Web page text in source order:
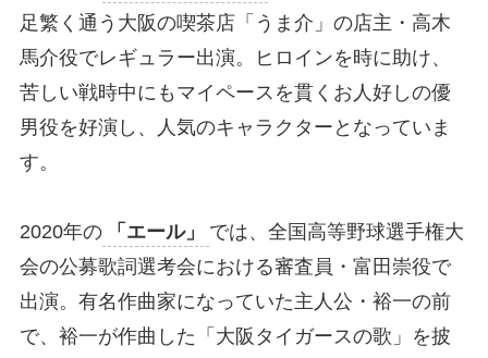
足繁く通う大阪の喫茶店「うま介」の店主・高木
馬介役でレギュラー出演。ヒロインを時に助け、
苦しい戦時中にもマイペースを貫くお人好しの優
男役を好演し、人気のキャラクターとなっていま
す。
2020年の 「エール」
では、全国高等野球選手権大
会の公募歌詞選考会における審査員・富田崇役で
出演。有名作曲家になっていた主人公・裕一の前
で、裕一が作曲した「大阪タイガースの歌」を披